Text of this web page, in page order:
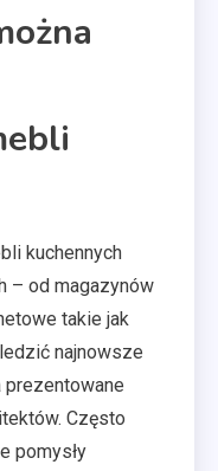
kuchennych
– od magazynów
takie jak
najnowsze
Często
pomysły